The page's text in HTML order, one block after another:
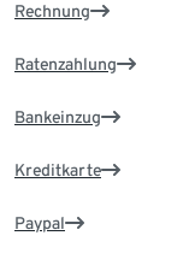
Rechnung
Ratenzahlung
Bankeinzug
Kreditkarte
Paypal